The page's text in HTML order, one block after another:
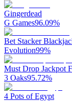
Gingerdead
G Games96.09%
Bet Stacker
Evolution99%
Must Drop Jackpot
3 Oaks95.72%
4 Pots of Egypt